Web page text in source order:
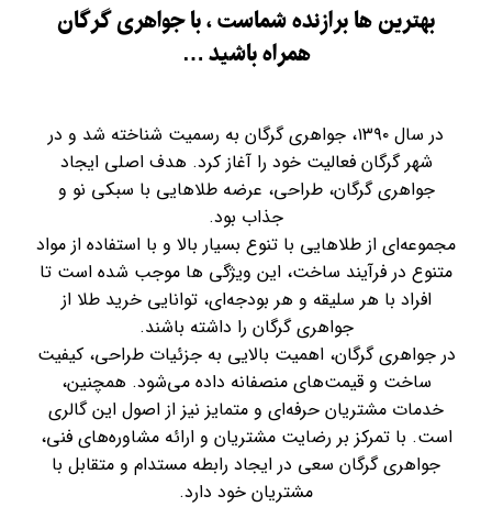
بهترین ها برازنده شماست ، با جواهری گرگان
همراه باشید …
در سال ۱۳۹۰، جواهری گرگان به رسمیت شناخته شد و در
شهر گرگان فعالیت خود را آغاز کرد. هدف اصلی ایجاد
جواهری گرگان، طراحی، عرضه طلاهایی با سبکی نو و
جذاب بود.
مجموعه‌ای از طلاهایی با تنوع بسیار بالا و با استفاده از مواد
متنوع در فرآیند ساخت، این ویژگی ها موجب شده است تا
افراد با هر سلیقه و هر بودجه‌ای، توانایی خرید طلا از
جواهری گرگان را داشته باشند.
در جواهری گرگان، اهمیت بالایی به جزئیات طراحی، کیفیت
ساخت و قیمت‌های منصفانه داده می‌شود. همچنین،
خدمات مشتریان حرفه‌ای و متمایز نیز از اصول این گالری
است. با تمرکز بر رضایت مشتریان و ارائه مشاوره‌های فنی،
جواهری گرگان سعی در ایجاد رابطه مستدام و متقابل با
مشتریان خود دارد.